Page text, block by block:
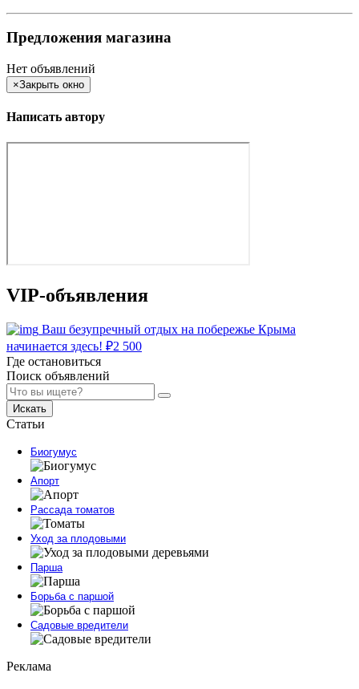
Предложения магазина
Нет объявлений
×Закрыть окно
Написать автору
VIP-объявления
Ваш безупречный отдых на побережье Крыма
начинается здесь! ₽2 500
Где остановиться
Поиск объявлений
Искать
Статьи
Биогумус
Апорт
Рассада томатов
Уход за плодовыми
Парша
Борьба с паршой
Садовые вредители
Реклама